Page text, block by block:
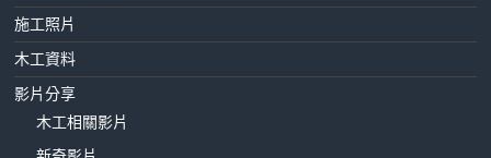
施工照片
木工資料
影片分享
木工相關影片